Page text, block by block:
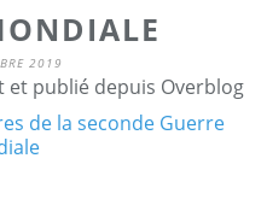
2019
et publié depuis Overblog